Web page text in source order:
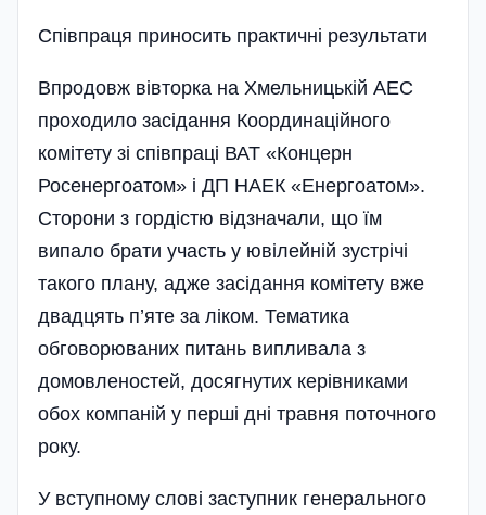
Спiвпраця приносить практичнi результати
Впродовж вівторка на Хмельницькій АЕС
проходило засідання Координаційного
комітету зі співпраці ВАТ «Концерн
Росенергоатом» і ДП НАЕК «Енергоатом».
Сторони з гордістю відзначали, що їм
випало брати участь у ювілейній зустрічі
такого плану, адже засідання комітету вже
двадцять п’яте за ліком. Тематика
обговорюваних питань випливала з
домовленостей, досягнутих керівниками
обох компаній у перші дні травня поточного
року.
У вступному слові заступник генерального